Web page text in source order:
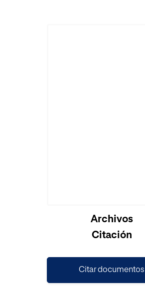
Archivos
Citación
Citar documentos